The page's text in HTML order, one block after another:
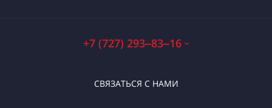
+7 (727) 293‒83‒16
СВЯЗАТЬСЯ С НАМИ